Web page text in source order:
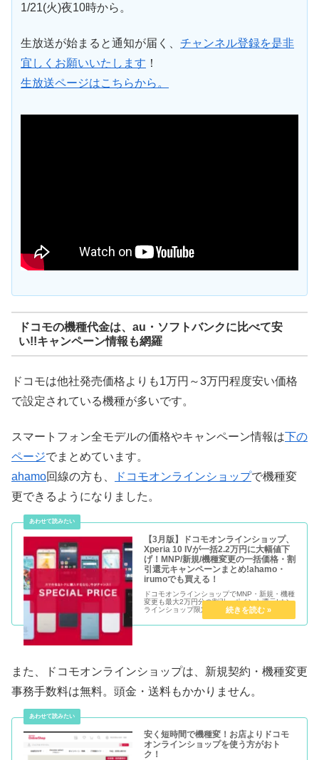
1/21(火)夜10時から。
生放送が始まると通知が届く、 チャンネル登録を是非
宜しくお願いいたします ！
生放送ページはこちらから。
ドコモの機種代金は、au・ソフトバンクに比べて安
い!!キャンペーン情報も網羅
ドコモは他社発売価格よりも1万円～3万円程度安い価格
で設定されている機種が多いです。
スマートフォン全モデルの価格やキャンペーン情報は下の
ページでまとめています。
ahamo回線の方も、 ドコモオンラインショップで機種変
更できるようになりました。
【3月版】ドコモオンラインショップ、
Xperia 10 IVが一括2.2万円に大幅値下
げ！MNP/新規/機種変更の一括価格・割
引還元キャンペーンまとめ!ahamo・
irumoでも買える！
ドコモオンラインショップでMNP・新規・機種
変更も最大2万円分の割引・ポイント還元!オン
ラインショップ限定で39,050円割引の機種
も!!SIMのみ契約でも10,000円分還元!!ahamo
ユーザーも機種変更でスマホを買えます.安く快
また、ドコモオンラインショップは、新規契約・機種変更
事務手数料は無料。頭金・送料もかかりません。
安く短時間で機種変！お店よりドコモ
オンラインショップを使う方がおト
ク！